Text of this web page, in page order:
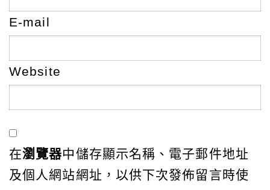
E-mail
Website
在瀏覽器中儲存顯示名稱、電子郵件地址
及個人網站網址，以供下次發佈留言時使